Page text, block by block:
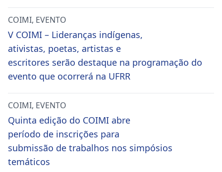
COIMI, EVENTO
V COIMI – Lideranças indígenas,
ativistas, poetas, artistas e
escritores serão destaque na programação do
evento que ocorrerá na UFRR
COIMI, EVENTO
Quinta edição do COIMI abre
período de inscrições para
submissão de trabalhos nos simpósios
temáticos